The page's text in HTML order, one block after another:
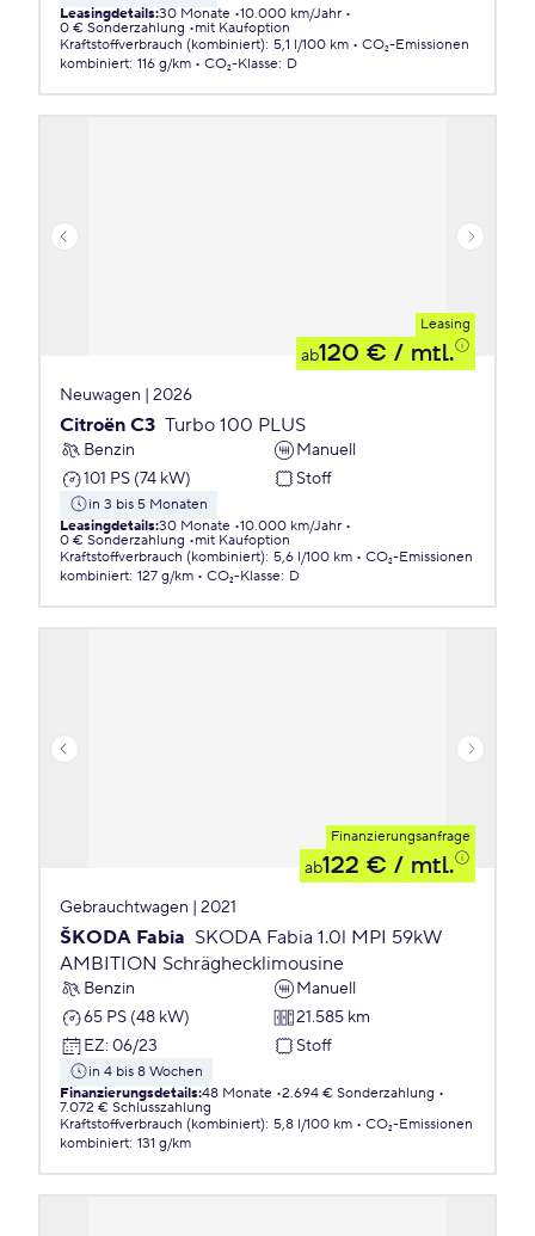
Leasingdetails:30 Monate 10.000 km/Jahr
0 € Sonderzahlung
mit Kaufoption
Kraftstoffverbrauch (kombiniert): 5,1 l/100 km
CO₂-Emissionen
kombiniert: 116 g/km CO₂-Klasse: D
Leasing
ab120 € / mtl.
Neuwagen | 2026
Citroën C3 Turbo 100 PLUS
Benzin
Manuell
101 PS (74 kW)
Stoff
in 3 bis 5 Monaten
Leasingdetails:30 Monate 10.000 km/Jahr
0 € Sonderzahlung
mit Kaufoption
Kraftstoffverbrauch (kombiniert): 5,6 l/100 km
CO₂-Emissionen
kombiniert: 127 g/km CO₂-Klasse: D
Finanzierungsanfrage
ab122 € / mtl.
Gebrauchtwagen | 2021
ŠKODA Fabia SKODA Fabia 1.0l MPI 59kW
AMBITION Schräghecklimousine
Benzin
Manuell
65 PS (48 kW)
21.585 km
EZ: 06/23 Stoff
in 4 bis 8 Wochen
Finanzierungsdetails:48 Monate 2.694 € Sonderzahlung
7.072 € Schlusszahlung
Kraftstoffverbrauch (kombiniert): 5,8 l/100 km
CO₂-Emissionen
kombiniert: 131 g/km